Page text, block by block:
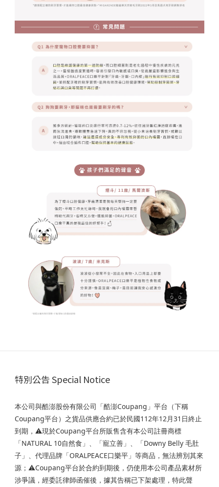
特別公告 Special Notice
本公司與酷澎股份有限公司「酷澎Coupang」平台（下稱
Coupang平台）之貨品供應合約已於民國112年12月31日終止
到期，⚠️現於Coupang平台所販售含有本公司註冊商標
「NATURAL 10自然食」、「寵立善」、「Downy Belly 毛肚
子」、代理品牌「ORALPEACE口樂平」等商品，無法辨別其來
源；⚠️Coupang平台於合約到期後，仍使用本公司產品素材所
涉爭議，經委託律師函催後，據其告稱已下架處理，特此聲